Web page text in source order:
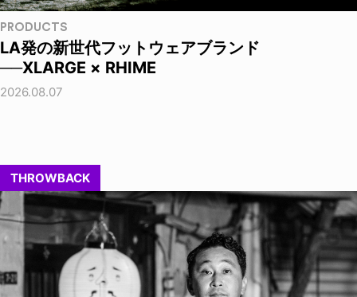
PRODUCTS
LA発の新世代フットウェアブランド
──XLARGE × RHIME
2026.08.07
THROWBACK